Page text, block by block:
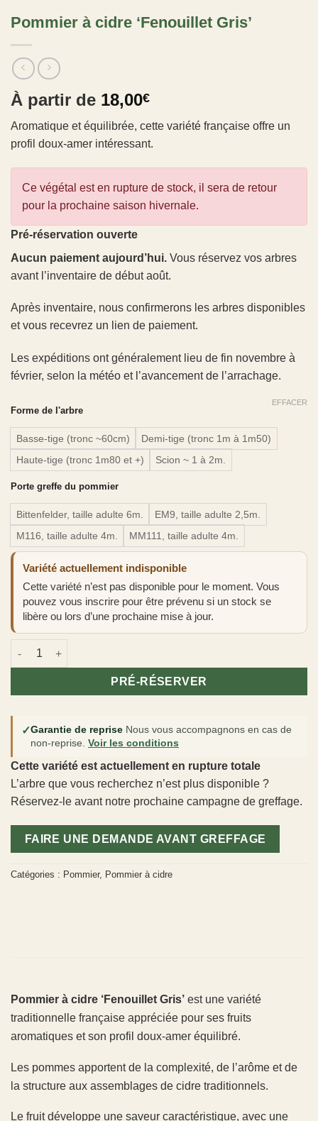
Pommier à cidre ‘Fenouillet Gris’
À partir de 18,00€
Aromatique et équilibrée, cette variété française offre un
profil doux-amer intéressant.
Ce végétal est en rupture de stock, il sera de retour
pour la prochaine saison hivernale.
Pré-réservation ouverte
Aucun paiement aujourd’hui. Vous réservez vos arbres
avant l’inventaire de début août.
Après inventaire, nous confirmerons les arbres disponibles
et vous recevrez un lien de paiement.
Les expéditions ont généralement lieu de fin novembre à
février, selon la météo et l’avancement de l’arrachage.
Forme de l'arbre
Basse-tige (tronc ~60cm)
Demi-tige (tronc 1m à 1m50)
Haute-tige (tronc 1m80 et +)
Scion ~ 1 à 2m.
Porte greffe du pommier
Bittenfelder, taille adulte 6m.
EM9, taille adulte 2,5m.
M116, taille adulte 4m.
MM111, taille adulte 4m.
EFFACER
Variété actuellement indisponible
Cette variété n’est pas disponible pour le moment. Vous
pouvez vous inscrire pour être prévenu si un stock se
libère ou lors d’une prochaine mise à jour.
quantité de Pommier à cidre 'Fenouillet Gris'
PRÉ-RÉSERVER
✓Garantie de reprise Nous vous accompagnons en cas de
non-reprise. Voir les conditions
Cette variété est actuellement en rupture totale
L’arbre que vous recherchez n’est plus disponible ?
Réservez-le avant notre prochaine campagne de greffage.
FAIRE UNE DEMANDE AVANT GREFFAGE
Catégories : Pommier, Pommier à cidre
Pommier à cidre ‘Fenouillet Gris’ est une variété
traditionnelle française appréciée pour ses fruits
aromatiques et son profil doux-amer équilibré.
Les pommes apportent de la complexité, de l’arôme et de
la structure aux assemblages de cidre traditionnels.
Le fruit développe une saveur caractéristique, avec une